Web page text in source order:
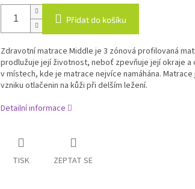
Přidat do košíku
Zdravotní matrace Middle je 3 zónová profilovaná
prodlužuje její životnost, neboť zpevňuje její okraje
v místech, kde je matrace nejvíce namáhána.
vzniku otlačenin na kůži při delším ležení.
Detailní informace
TISK ZEPTAT SE